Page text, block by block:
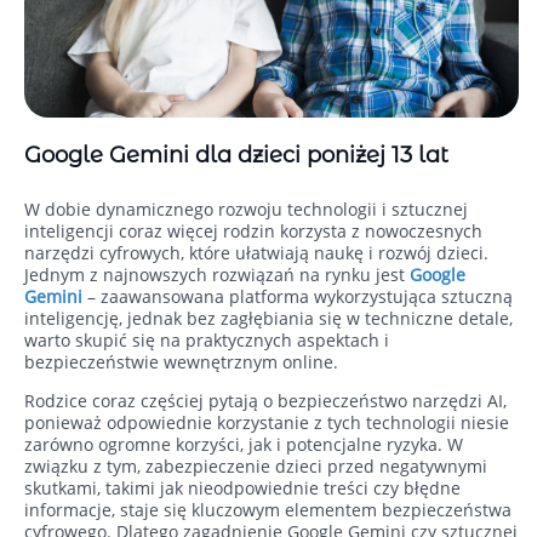
Google Gemini dla dzieci poniżej 13 lat
W dobie dynamicznego rozwoju technologii i sztucznej
inteligencji coraz więcej rodzin korzysta z nowoczesnych
narzędzi cyfrowych, które ułatwiają naukę i rozwój dzieci.
Jednym z najnowszych rozwiązań na rynku jest Google
Gemini – zaawansowana platforma wykorzystująca sztuczną
inteligencję, jednak bez zagłębiania się w techniczne detale,
warto skupić się na praktycznych aspektach i
bezpieczeństwie wewnętrznym online.
Rodzice coraz częściej pytają o bezpieczeństwo narzędzi AI,
ponieważ odpowiednie korzystanie z tych technologii niesie
zarówno ogromne korzyści, jak i potencjalne ryzyka. W
związku z tym, zabezpieczenie dzieci przed negatywnymi
skutkami, takimi jak nieodpowiednie treści czy błędne
informacje, staje się kluczowym elementem bezpieczeństwa
cyfrowego. Dlatego zagadnienie Google Gemini czy sztucznej